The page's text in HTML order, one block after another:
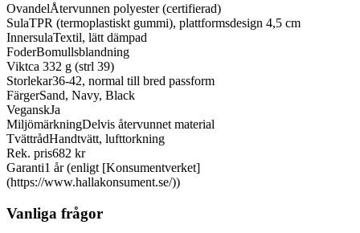
OvandelÅtervunnen polyester (certifierad)
SulaTPR (termoplastiskt gummi), plattformsdesign 4,5 cm
InnersulaTextil, lätt dämpad
FoderBomullsblandning
Viktca 332 g (strl 39)
Storlekar36-42, normal till bred passform
FärgerSand, Navy, Black
VeganskJa
MiljömärkningDelvis återvunnet material
TvättrådHandtvätt, lufttorkning
Rek. pris682 kr
Garanti1 år (enligt [Konsumentverket]
(https://www.hallakonsument.se/))
Vanliga frågor